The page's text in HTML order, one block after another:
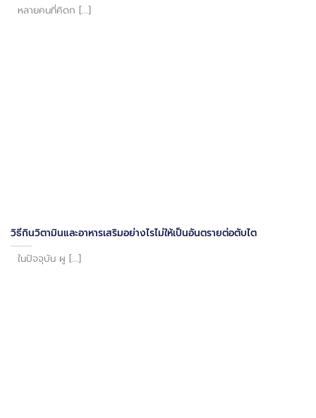
หลายคนที่คิดก [...]
วิธีกินวิตามินและอาหารเสริมอย่างไรไม่ให้เป็นอันตรายต่อตับไต
ในปัจจุบัน ผู [...]